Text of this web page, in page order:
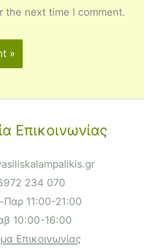
the next time I comment.
Επικοινωνίας
234 070
Παρ 11:00-21:00
10:00-16:00
Επικοινωνίας